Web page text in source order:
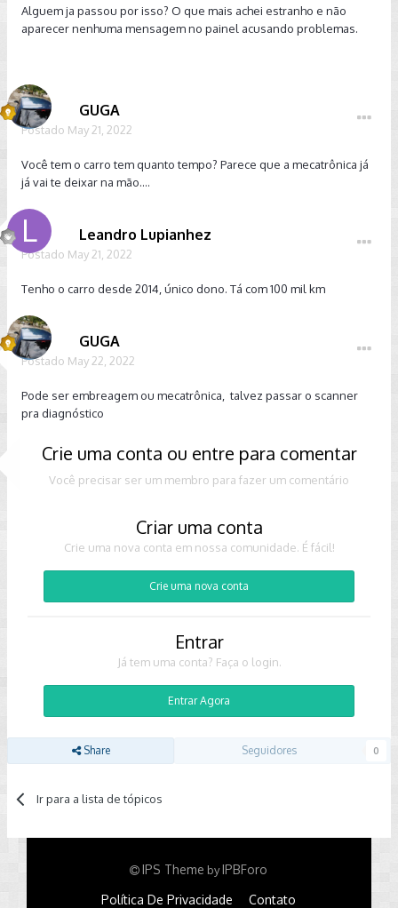
Alguem ja passou por isso? O que mais achei estranho e não
aparecer nenhuma mensagem no painel acusando problemas.
GUGA
Postado May 21, 2022
Você tem o carro tem quanto tempo? Parece que a mecatrônica já
já vai te deixar na mão....
Leandro Lupianhez
Postado May 21, 2022
Tenho o carro desde 2014, único dono. Tá com 100 mil km
GUGA
Postado May 22, 2022
Pode ser embreagem ou mecatrônica, talvez passar o scanner
pra diagnóstico
Crie uma conta ou entre para comentar
Você precisar ser um membro para fazer um comentário
Criar uma conta
Crie uma nova conta em nossa comunidade. É fácil!
Crie uma nova conta
Entrar
Já tem uma conta? Faça o login.
Entrar Agora
Share Seguidores 0
Ir para a lista de tópicos
IPS Theme byIPBForo
Política De Privacidade Contato